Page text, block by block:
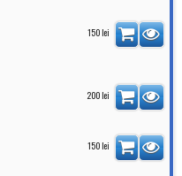
150 lei
200 lei
150 lei